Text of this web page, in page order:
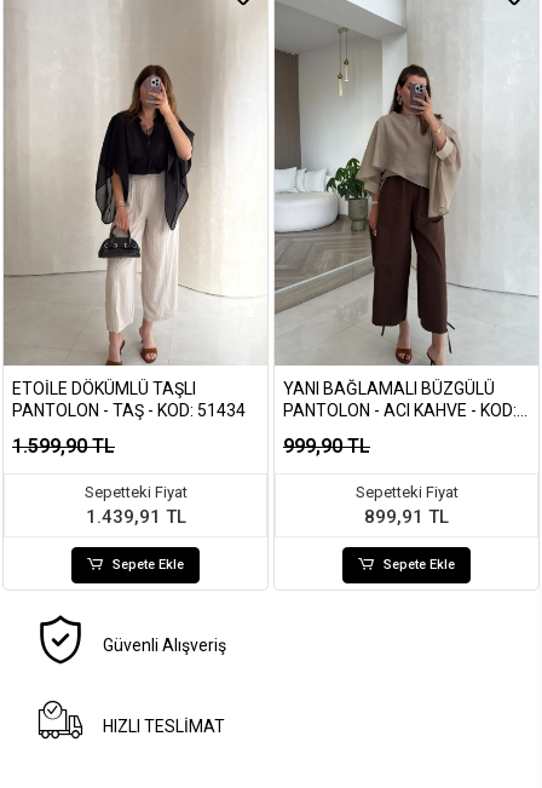
ETOILE DÖKÜMLÜ TAŞLI
PANTOLON - TAŞ - KOD: 51434
1.599,90 TL
Sepetteki Fiyat
1.439,91 TL
Sepete Ekle
YANI BAĞLAMALI BÜZGÜLÜ
PANTOLON - ACI KAHVE - KOD:
999,90 TL
Sepetteki Fiyat
899,91 TL
Sepete Ekle
Güvenli Alışveriş
HIZLI TESLİMAT